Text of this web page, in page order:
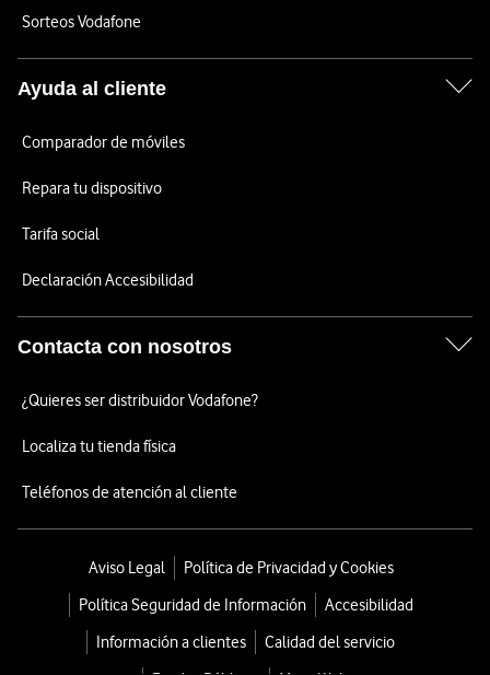
Sorteos Vodafone
Ayuda al cliente
Comparador de móviles
Repara tu dispositivo
Tarifa social
Declaración Accesibilidad
Contacta con nosotros
¿Quieres ser distribuidor Vodafone?
Localiza tu tienda física
Teléfonos de atención al cliente
Aviso Legal
Política de Privacidad y Cookies
Política Seguridad de Información
Accesibilidad
Información a clientes
Calidad del servicio